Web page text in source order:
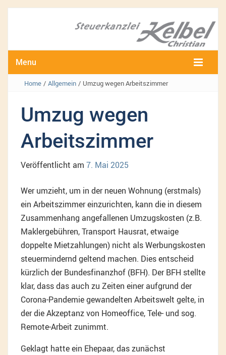
Menu
Home / Allgemein / Umzug wegen Arbeitszimmer
Umzug wegen
Arbeitszimmer
Veröffentlicht am 7. Mai 2025
Wer umzieht, um in der neuen Wohnung (erstmals)
ein Arbeitszimmer einzurichten, kann die in diesem
Zusammenhang angefallenen Umzugskosten (z.B.
Maklergebühren, Transport Hausrat, etwaige
doppelte Mietzahlungen) nicht als Werbungskosten
steuermindernd geltend machen. Dies entscheid
kürzlich der Bundesfinanzhof (BFH). Der BFH stellte
klar, dass das auch zu Zeiten einer aufgrund der
Corona-Pandemie gewandelten Arbeitswelt gelte, in
der die Akzeptanz von Homeoffice, Tele- und sog.
Remote-Arbeit zunimmt.
Geklagt hatte ein Ehepaar, das zunächst